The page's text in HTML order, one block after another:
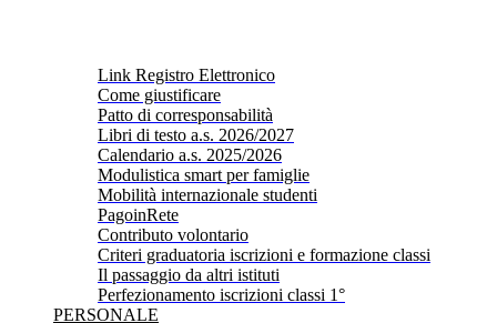
Link Registro Elettronico
Come giustificare
Patto di corresponsabilità
Libri di testo a.s. 2026/2027
Calendario a.s. 2025/2026
Modulistica smart per famiglie
Mobilità internazionale studenti
PagoinRete
Contributo volontario
Criteri graduatoria iscrizioni e formazione classi
Il passaggio da altri istituti
Perfezionamento iscrizioni classi 1°
PERSONALE